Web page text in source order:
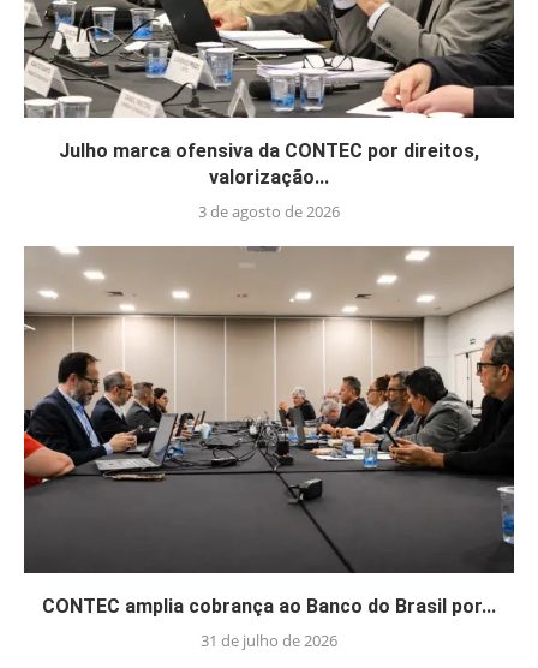
Julho marca ofensiva da CONTEC por direitos,
valorização...
3 de agosto de 2026
CONTEC amplia cobrança ao Banco do Brasil por...
31 de julho de 2026